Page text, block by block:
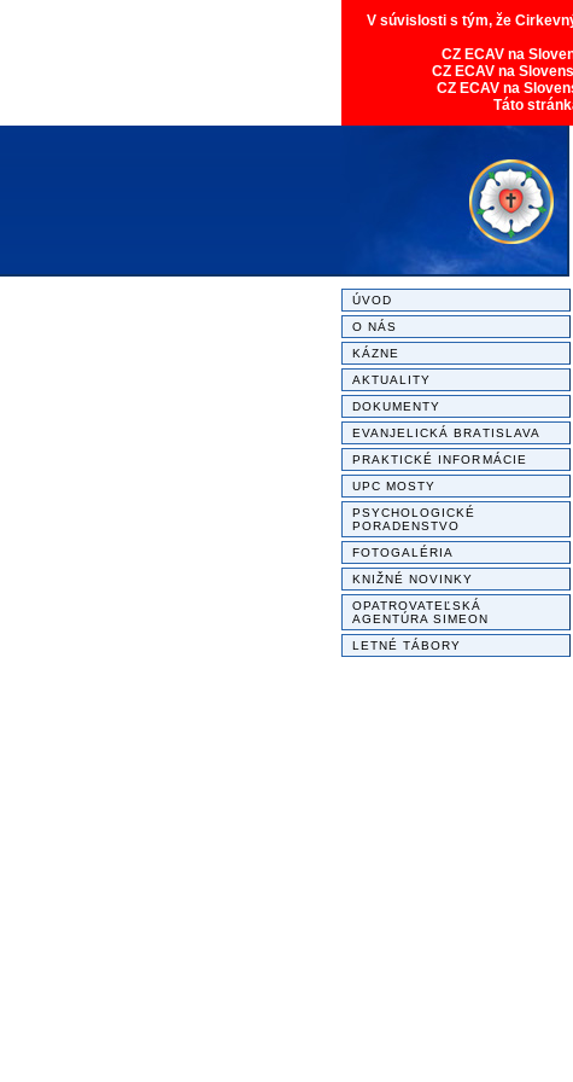
V súvislosti s tým, že
CZ ECAV na
CZ ECAV na
CZ ECAV na
Táto
ÚVOD
O NÁS
KÁZNE
AKTUALITY
DOKUMENTY
EVANJELICKÁ BRATISLAVA
PRAKTICKÉ INFORMÁCIE
UPC MOSTY
PSYCHOLOGICKÉ
PORADENSTVO
FOTOGALÉRIA
KNIŽNÉ NOVINKY
OPATROVATEĽSKÁ
AGENTÚRA SIMEON
LETNÉ TÁBORY